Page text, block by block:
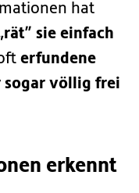
hat
sie einfach
erfundene
sogar völlig frei
erkennt